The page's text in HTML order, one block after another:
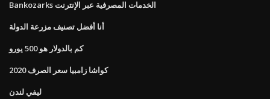
Bankozarks الخدمات المصرفية عبر الإنترنت
أنا أفضل تصنيف مزرعة الدولة
كم بالدولار هو 500 يورو
كواشا زامبيا سعر الصرف 2020
ليفي لندن